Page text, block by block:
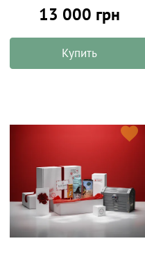
13 000 грн
Купить